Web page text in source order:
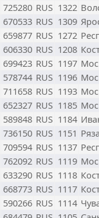
725280 RUS 1322
670533 RUS 1309
659877 RUS 1272
606330 RUS 1208
699423 RUS 1197
578744 RUS 1196
711658 RUS 1193
652327 RUS 1185
589848 RUS 1184
736150 RUS 1151
709594 RUS 1137
762092 RUS 1119
633290 RUS 1118
668773 RUS 1117
590266 RUS 1114